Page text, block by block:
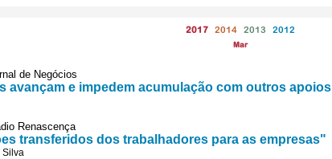
2017 2014 2013 2012
Mar
de Negócios
avançam e impedem acumulação com outros apoios
Renascença
transferidos dos trabalhadores para as empresas"
Silva